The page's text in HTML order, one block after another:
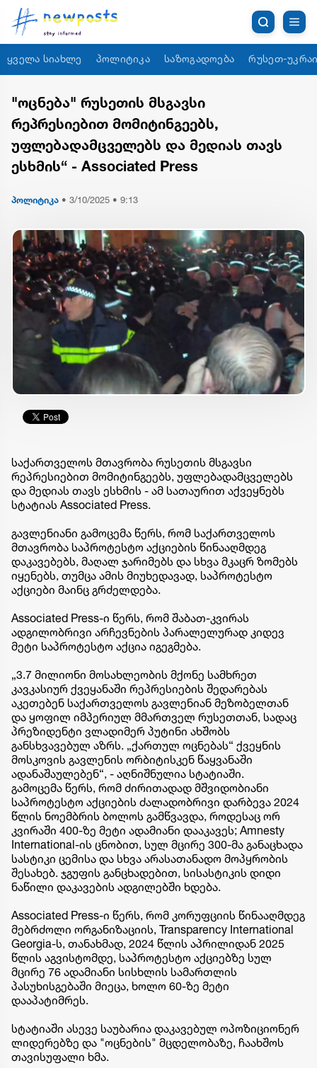
ყველა სიახლე პოლიტიკა საზოგადოება რუსეთ-
"ოცნება" რუსეთის მსგავსი
რეპრესიებით მომიტინგეებს,
უფლებადამცველებს და მედიას თავს
ესხმის“ - Associated Press
პოლიტიკა • 3/10/2025 • 9:13
საქართველოს მთავრობა რუსეთის მსგავსი
რეპრესიებით მომიტინგეებს, უფლებადამცველებს
და მედიას თავს ესხმის - ამ სათაურით აქვეყნებს
სტატიას Associated Press.
გავლენიანი გამოცემა წერს, რომ საქართველოს
მთავრობა საპროტესტო აქციების წინააღმდეგ
დაკავებებს, მაღალ ჯარიმებს და სხვა მკაცრ ზომებს
იყენებს, თუმცა ამის მიუხედავად, საპროტესტო
აქციები მაინც გრძელდება.
Associated Press-ი წერს, რომ შაბათ-კვირას
ადგილობრივი არჩევნების პარალელურად კიდევ
მეტი საპროტესტო აქცია იგეგმება.
„3.7 მილიონი მოსახლეობის მქონე სამხრეთ
კავკასიურ ქვეყანაში რეპრესიების შედარებას
აკეთებენ საქართველოს გავლენიან მეზობელთან
და ყოფილ იმპერიულ მმართველ რუსეთთან, სადაც
პრეზიდენტი ვლადიმერ პუტინი ახშობს
განსხვავებულ აზრს. „ქართულ ოცნებას“ ქვეყნის
მოსკოვის გავლენის ორბიტისკენ წაყვანაში
ადანაშაულებენ“, - აღნიშნულია სტატიაში.
გამოცემა წერს, რომ ძირითადად მშვიდობიანი
საპროტესტო აქციების ძალადობრივი დარბევა 2024
წლის ნოემბრის ბოლოს გამწვავდა, როდესაც ორ
კვირაში 400-ზე მეტი ადამიანი დააკავეს; Amnesty
International-ის ცნობით, სულ მცირე 300-მა განაცხადა
სასტიკი ცემისა და სხვა არასათანადო მოპყრობის
შესახებ. ჯგუფის განცხადებით, სისასტიკის დიდი
ნაწილი დაკავების ადგილებში ხდება.
Associated Press-ი წერს, რომ კორუფციის წინააღმდეგ
მებრძოლი ორგანიზაციის, Transparency International
Georgia-ს, თანახმად, 2024 წლის აპრილიდან 2025
წლის აგვისტომდე, საპროტესტო აქციებზე სულ
მცირე 76 ადამიანი სისხლის სამართლის
პასუხისგებაში მიეცა, ხოლო 60-ზე მეტი
დააპატიმრეს.
სტატიაში ასევე საუბარია დაკავებულ ოპოზიციონერ
ლიდერებზე და "ოცნების" მცდელობაზე, ჩაახშოს
თავისუფალი ხმა.